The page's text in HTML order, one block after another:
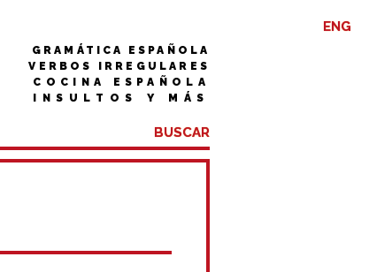
GRAMÁTICA ESPAÑOLA
VERBOS IRREGULARES
COCINA ESPAÑOLA
INSULTOS Y MÁS
ENG